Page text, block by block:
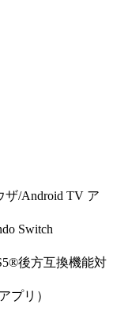
ザ/Android TV ア
Switch
後方互換機能対
プリ）